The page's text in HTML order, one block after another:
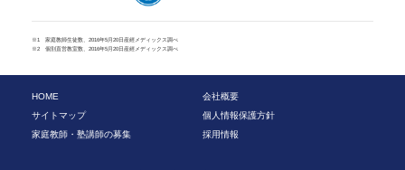
※1 家庭教師生徒数、2016年5月20日産經メディックス調べ
※2 個別直営教室数、2016年5月20日産經メディックス調べ
HOME
会社概要
サイトマップ
個人情報保護方針
家庭教師・塾講師の募集
採用情報